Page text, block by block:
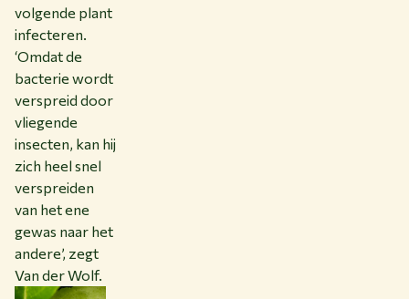
volgende plant
infecteren.
‘Omdat de
bacterie wordt
verspreid door
vliegende
insecten, kan hij
zich heel snel
verspreiden
van het ene
gewas naar het
andere’, zegt
Van der Wolf.